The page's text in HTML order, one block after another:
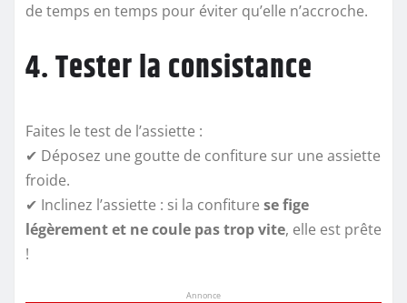
de temps en temps pour éviter qu’elle n’accroche.
4. Tester la consistance
Faites le test de l’assiette :
✔ Déposez une goutte de confiture sur une assiette
froide.
✔ Inclinez l’assiette : si la confiture se fige
légèrement et ne coule pas trop vite, elle est prête
!
Annonce